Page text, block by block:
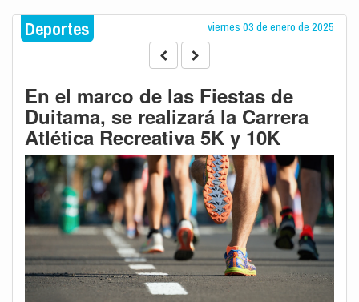
Deportes viernes 03 de enero de 2025
En el marco de las Fiestas de
Duitama, se realizará la Carrera
Atlética Recreativa 5K y 10K